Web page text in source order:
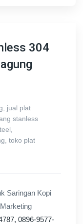
304
jual plat
stanless
toko plat
Saringan Kopi
0896-9577-